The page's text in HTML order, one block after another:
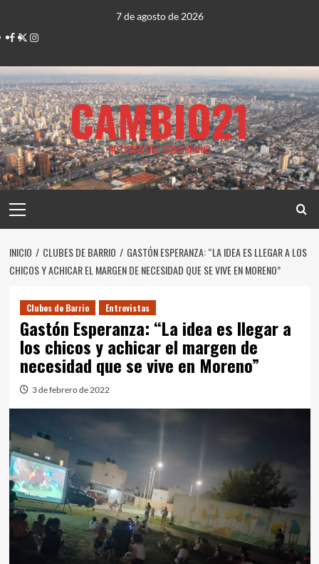
contenido
7 de agosto de 2026
Facebook
TwitterInstagram
CAMBIO21
NOTICIAS DEL CONURBANO
principal
INICIO CLUBES DE BARRIO
GASTÓN ESPERANZA: “LA IDEA ES LLEGAR A LOS
CHICOS Y ACHICAR EL MARGEN DE NECESIDAD QUE SE VIVE EN MORENO”
Clubes de Barrio Entrevistas
Gastón Esperanza: “La idea es llegar a
los chicos y achicar el margen de
necesidad que se vive en Moreno”
3 de febrero de 2022